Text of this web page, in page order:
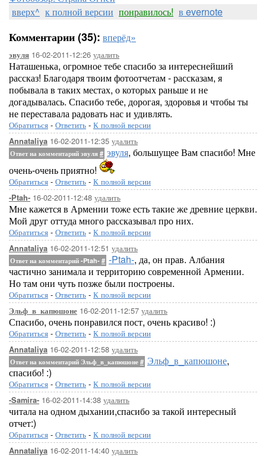
вверх^ к полной версии понравилось! в evernote
Комментарии (35): вперёд»
эвуля 16-02-2011-12:26 удалить
Наташенька, огромное тебе спасибо за интереснейший
рассказ! Благодаря твоим фотоотчетам - рассказам, я
побывала в таких местах, о которых раньше и не
догадывалась. Спасибо тебе, дорогая, здоровья и чтобы ты
не переставала радовать нас и удивлять.
Обратиться - Ответить - К полной версии
Annataliya 16-02-2011-12:35 удалить
Ответ на комментарий эвуля # эвуля, большущее Вам спасибо! Мне
очень-очень приятно!
Обратиться - Ответить - К полной версии
-Ptah- 16-02-2011-12:48 удалить
Мне кажется в Армении тоже есть такие же древние церкви.
Мой друг оттуда много рассказывал про них.
Обратиться - Ответить - К полной версии
Annataliya 16-02-2011-12:51 удалить
Ответ на комментарий -Ptah- # -Ptah-, да, он прав. Албания
частично занимала и территорию современной Армении.
Но там они чуть позже были построены.
Обратиться - Ответить - К полной версии
Эльф_в_капюшоне 16-02-2011-12:57 удалить
Спасибо, очень понравился пост, очень красиво! :)
Обратиться - Ответить - К полной версии
Annataliya 16-02-2011-12:58 удалить
Ответ на комментарий Эльф_в_капюшоне # Эльф_в_капюшоне,
спасибо! :)
Обратиться - Ответить - К полной версии
-Samira- 16-02-2011-14:38 удалить
читала на одном дыхании,спасибо за такой интересный
отчет:)
Обратиться - Ответить - К полной версии
Annataliya 16-02-2011-14:40 удалить